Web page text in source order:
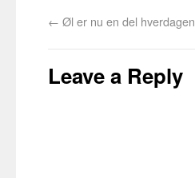
← Øl er nu en del hverdagen
Leave a Reply